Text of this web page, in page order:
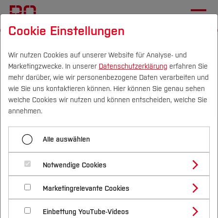
Campus Personen DE|EN Quicklinks
Studium
Studienangebote
Bachelorstudiengänge
Masterstudiengänge
Vor dem Studium
Bewerben & Einschreiben
Bewerbungsportal
Im Studium
Studienbüros und Prüfungen
Nach dem Studium
Forschung & Transfer
Profil
Forschungs- und Transferprofil
Schwerpunkte (FuT)
Beratung & Förderung
Nachhaltigkeit
Nachhaltigkeit studieren
International
Karrierewege
Karrierestart
Menü aufklappen
Karrierestart
Studienabschluss
Weiterbildung
Starthilfe Aufenthalt
Karrierestart
Karrierewege unterstützt Studierende, sich
Cookie Einstellungen
Wir nutzen Cookies auf unserer Website für Analyse- und
Marketingzwecke. In unserer Datenschutzerklärung erfahren Sie
mehr darüber, wie wir personenbezogene Daten verarbeiten und
wie Sie uns kontaktieren können. Hier können Sie genau sehen
welche Cookies wir nutzen und können entscheiden, welche Sie
annehmen.
Alle auswählen
Notwendige Cookies
Marketingrelevante Cookies
Einbettung YouTube-Videos